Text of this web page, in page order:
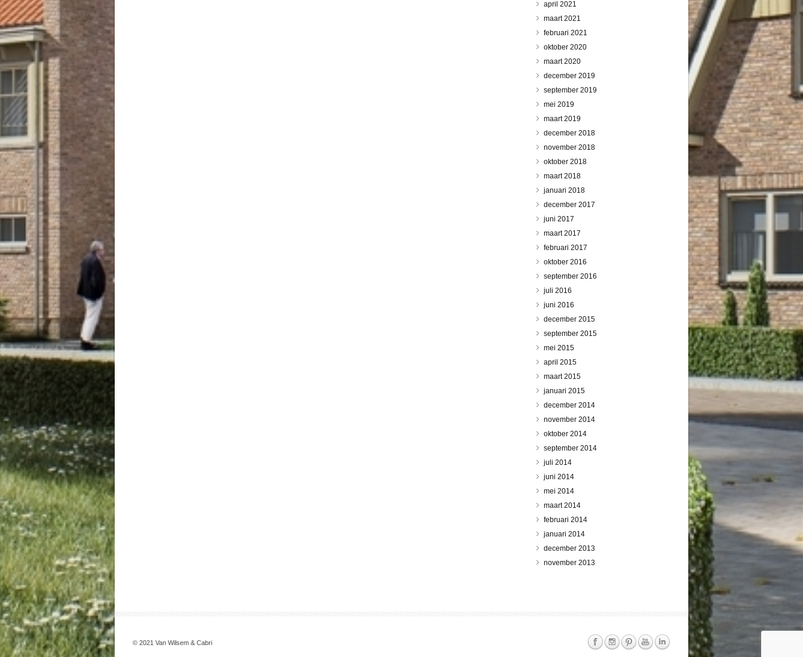
april 2021
maart 2021
februari 2021
oktober 2020
maart 2020
december 2019
september 2019
mei 2019
maart 2019
december 2018
november 2018
oktober 2018
maart 2018
januari 2018
december 2017
juni 2017
maart 2017
februari 2017
oktober 2016
september 2016
juli 2016
juni 2016
december 2015
september 2015
mei 2015
april 2015
maart 2015
januari 2015
december 2014
november 2014
oktober 2014
september 2014
juli 2014
juni 2014
mei 2014
maart 2014
februari 2014
januari 2014
december 2013
november 2013
© 2021 Van Wilsem & Cabri